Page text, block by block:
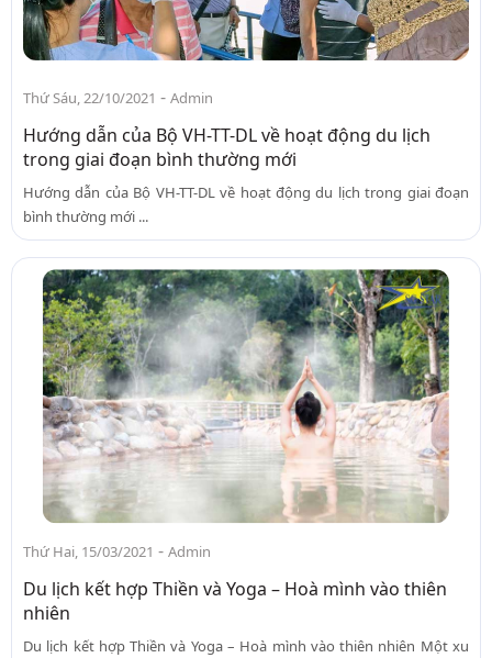
Thứ Sáu, 22/10/2021 - Admin
Hướng dẫn của Bộ VH-TT-DL về hoạt động du lịch
trong giai đoạn bình thường mới
Hướng dẫn của Bộ VH-TT-DL về hoạt động du lịch trong giai đoạn
bình thường mới ...
Thứ Hai, 15/03/2021 - Admin
Du lịch kết hợp Thiền và Yoga – Hoà mình vào thiên
nhiên
Du lịch kết hợp Thiền và Yoga – Hoà mình vào thiên nhiên Một xu